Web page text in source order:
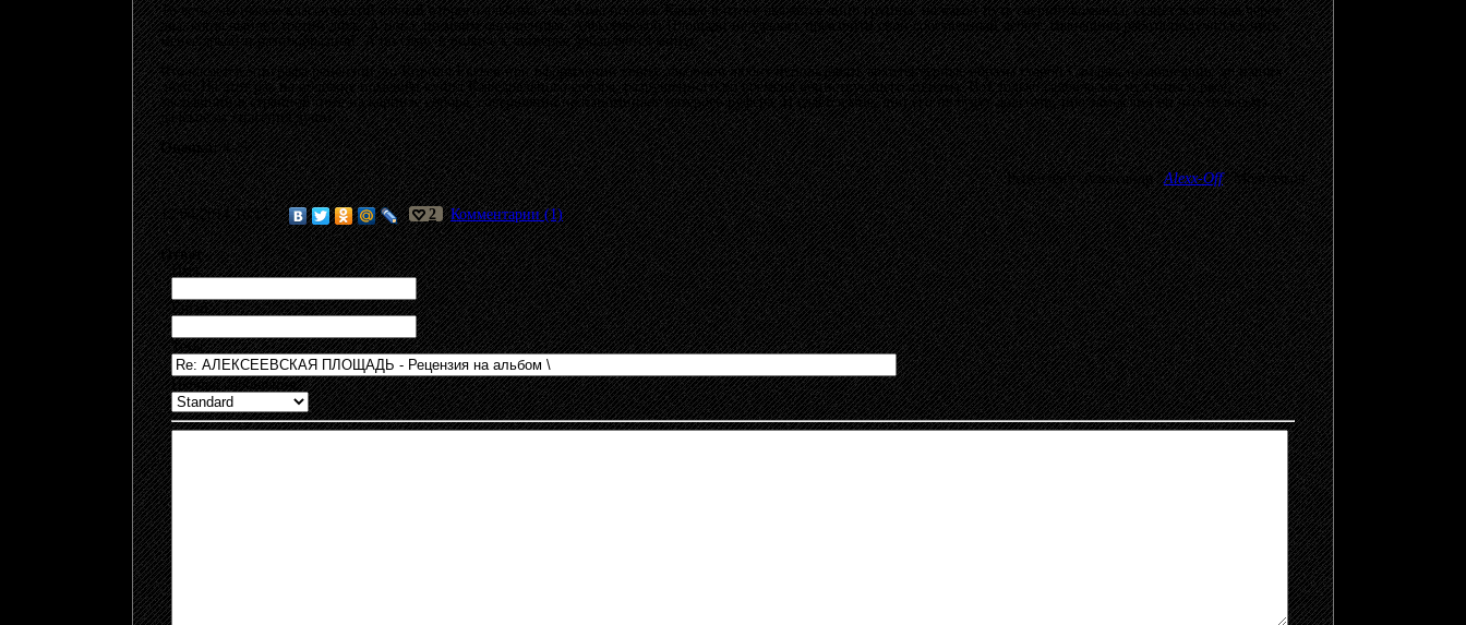
То есть, мы имеем классический случай второго альбома – альбома поиска. Каким в итоге окажется лицо группы, на какой путь свернёт команда, станет ясно года через
два, когда выйдет третий диск. А пока, по моим ощущениям, Алексеевской Площади не удалось превзойти свой собственный дебют. Нынешняя работа получилась чуть
менее яркой и разнообразной. А по сему, в оценке к четвёрке добавляется минус.
Что касается эпиграфа рецензии, то Кирилл Евсеев при оформлении своих альбомов любит использовать архитектурные образы старой Самары, не дошедшие до наших
дней. На этот раз на обложку помещён купол Кафедрального собора, разрушенного во времена воинствующего атеизма. Вот только седовласый мужчина в рясе,
застывший в странной позе на карнизе собора, совершенно не напоминает матёрого руфера. И сдаётся мне, дни его не будут долгими, ибо замыслил он что-то весьма
далёкое от спасения души…
Оценка:4-/5
Рецензент: Александр"Alexx-Off"Молодяков
12.04.2014 16:17 2 Комментарии (1)
Ответ
Имя:
Email:
Тема:
Иконка сообщения: